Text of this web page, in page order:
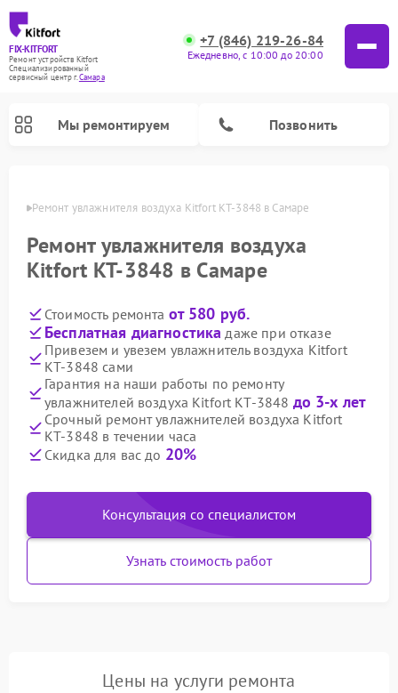
FIX-KITFORT
Ремонт устройств Kitfort
Специализированный
cервисный центр г.Самара
+7 (846) 219-26-84
Ежедневно, с 10:00 до 20:00
Мы ремонтируем Позвонить
Ремонт увлажнителя воздуха Kitfort КТ-3848 в Самаре
Ремонт увлажнителя воздуха
Kitfort КТ-3848 в Самаре
Стоимость ремонта от 580 руб.
Бесплатная диагностика даже при отказе
Привезем и увезем увлажнитель воздуха Kitfort
КТ-3848 сами
Гарантия на наши работы по ремонту
увлажнителей воздуха Kitfort КТ-3848 до 3-х лет
Срочный ремонт увлажнителей воздуха Kitfort
КТ-3848 в течении часа
Скидка для вас до 20%
Консультация со специалистом
Узнать стоимость работ
Цены на услуги ремонта